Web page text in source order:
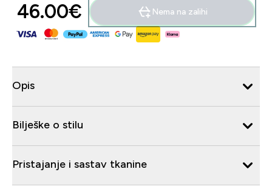
46.00€‎ Nema na zalihi
Opis
Bilješke o stilu
Pristajanje i sastav tkanine